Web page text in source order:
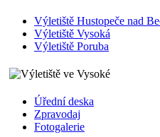
Výletiště Hustopeče nad
Výletiště Vysoká
Výletiště Poruba
Úřední deska
Zpravodaj
Fotogalerie